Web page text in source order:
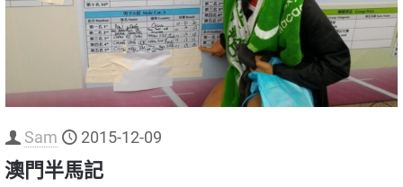
Sam 2015-12-09
澳門半馬記